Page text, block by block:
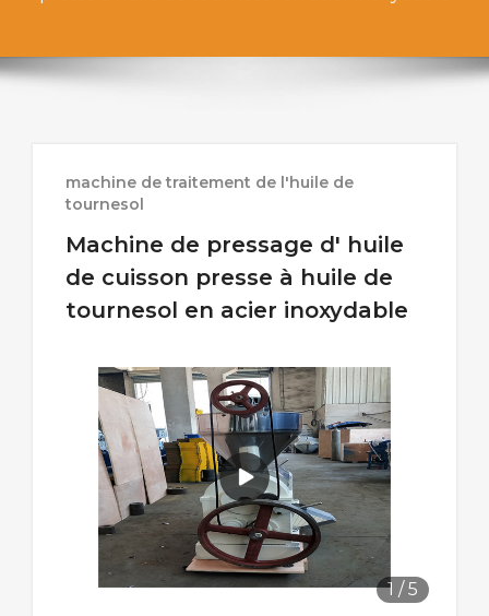
machine de traitement de l'huile de
tournesol
Machine de pressage d' huile
de cuisson presse à huile de
tournesol en acier inoxydable
1 /5